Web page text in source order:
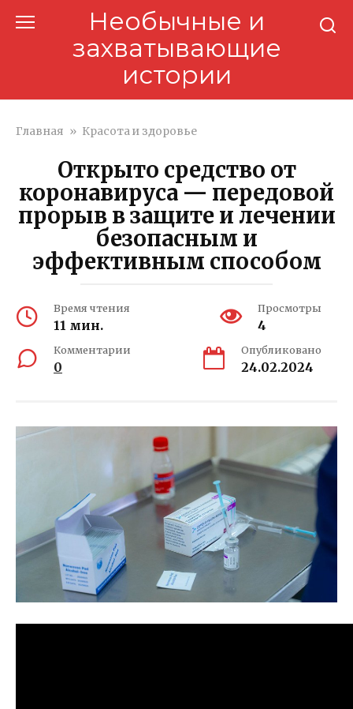
Необычные и
захватывающие
истории
Главная » Красота и здоровье
Открыто средство от
коронавируса — передовой
прорыв в защите и лечении
безопасным и
эффективным способом
Время чтения
11 мин.
Просмотры
4
Комментарии
0
Опубликовано
24.02.2024